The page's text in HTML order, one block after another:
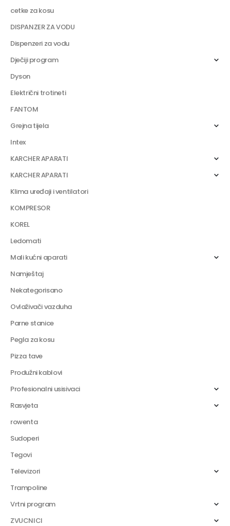
cetke za kosu
DISPANZER ZA VODU
Dispenzeri za vodu
Dječiji program
Dyson
Električni trotineti
FANTOM
Grejna tijela
Intex
KARCHER APARATI
KARCHER APARATI
Klima uređaji i ventilatori
KOMPRESOR
KOREL
Ledomati
Mali kućni aparati
Namještaj
Nekategorisano
Ovlaživači vazduha
Parne stanice
Pegla za kosu
Pizza tave
Produžni kablovi
Profesionalni usisivaci
Rasvjeta
rowenta
Sudoperi
Tegovi
Televizori
Trampoline
Vrtni program
ZVUCNICI